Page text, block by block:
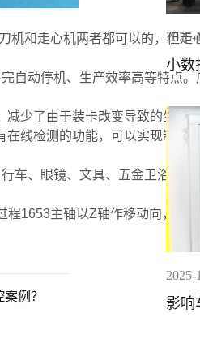
和走心机两者都可以的，
自动停机、生产效率高等特点。
少了由于装卡改变导致的生
线检测的功能，可以实现制造
车、眼镜、文具、五金卫浴、
1653主轴以Z轴作移动向，
例？
2025-
小数
实战
2025-
影响